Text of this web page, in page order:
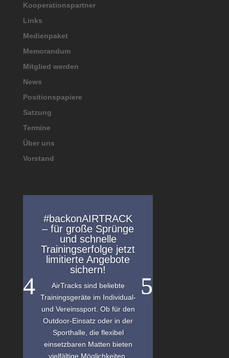
Kooperationspartner
Links
Medienpaket
Memorandum
Mitglied werden
News
Positionspapiere
Satzung
Termine
Über uns
Vorstand
#backonAIRTRACK
– für große Sprünge
und schnelle
Trainingserfolge jetzt
limitierte Angebote
sichern!
AirTracks sind beliebte
Trainingsgeräte im Individual-
und Vereinssport. Ob für den
Outdoor-Einsatz oder in der
Sporthalle, die flexibel
einsetzbaren Matten bieten
vielfältige Möglichkeiten.